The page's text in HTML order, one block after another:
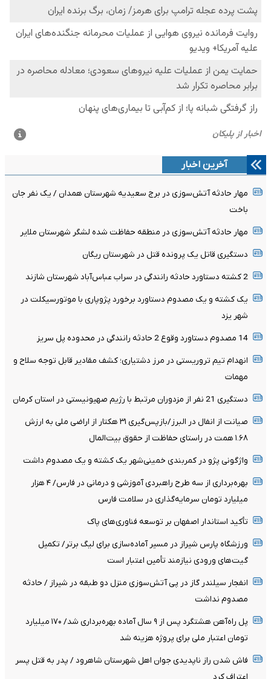
آخرین اخبار
مهار حادثه آتش‌سوزی در برج سعیدیه شهرستان همدان / یک نفر جان
باخت
مهار حادثه آتش‌سوزی در منطقه حفاظت شده لشگر شهرستان ملایر
دستگیری قاتل یک پرونده قتل در شهرستان ریگان
2 کشته دستاورد حادثه رانندگی در سراب عباس‌آباد شهرستان شازند
یک کشته و یک مصدوم دستاورد برخورد پژوپاری با موتورسیکلت در
شهر یزد
14 مصدوم دستاورد وقوع 2 حادثه رانندگی در محدوده پل سریز
انهدام تیم تروریستی در مرز دشتیاری؛ کشف مقادیر قابل توجه سلاح و
مهمات
دستگیری 21 نفر از مزدوران مرتبط با رژیم صهیونیستی در استان کرمان
صیانت از انفال در البرز/بازپس‌گیری ۳۱ هکتار از اراضی ملی به ارزش
۱.۶۸ همت در راستای حفاظت از حقوق بیت‌المال
واژگونی پژو در کمربندی خمینی‌شهر یک کشته و یک مصدوم داشت
بهره‌برداری از سه طرح راهبردی آموزشی و درمانی در فارس/ ۴ هزار
میلیارد تومان سرمایه‌گذاری در سلامت فارس
تأکید استاندار اصفهان بر توسعه فناوری‌های پاک
ورزشگاه پارس شیراز در مسیر آماده‌سازی برای لیگ برتر/ تکمیل
گیت‌های ورودی نیازمند تأمین اعتبار است
انفجار سیلندر گاز در پی آتش‌سوزی منزل دو طبقه در شیراز / حادثه
مصدوم نداشت
پل راه‌آهن هشتگرد پس از ۹ سال آماده بهره‌برداری شد/ ۱۷۰ میلیارد
تومان اعتبار ملی برای پروژه هزینه شد
فاش شدن راز ناپدیدی جوان اهل شهرستان شاهرود / پدر به قتل پسر